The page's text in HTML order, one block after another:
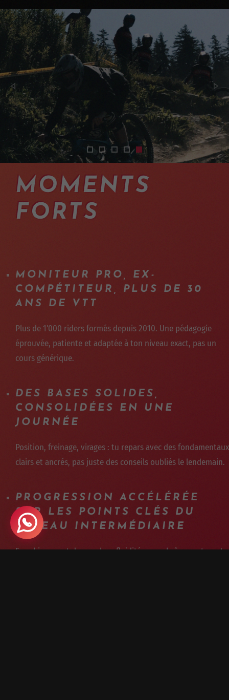
2401-cours-pilotage-vtt-
2401-cours-pilotage-vtt-
2401-cours-pilotage-vtt-
2401-cours-pilotage-vtt-
2401-cours-pilotage-
MOMENTS
FORTS
MONITEUR PRO, EX-
COMPÉTITEUR, PLUS DE 30
ANS DE VTT
Plus de 1'000 riders formés depuis 2010. Une pédagogie
éprouvée, patiente et adaptée à ton niveau exact, pas un
cours générique.
DES BASES SOLIDES,
CONSOLIDÉES EN UNE
JOURNÉE
Position, freinage, virages : tu repars avec des fondamentaux
clairs et ancrés, pas juste des conseils oubliés le lendemain.
PROGRESSION ACCÉLÉRÉE
SUR LES POINTS CLÉS DU
NIVEAU INTERMÉDIAIRE
Franchissement de marches, fluidité en enchaînement, sauts